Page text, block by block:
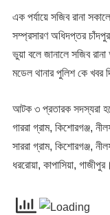
এক পর্যায়ে সজিব রানা
সম্প্রসারণ অধিদপ্তর
ভুয়া বলে জানালে সজিব
মডেল থানার পুলিশ কে
আটক ৩ প্রতারক সদস্যরা
গাররা গ্রাম, কিশোরগঞ্জ,
সাররা গ্রাম, কিশোরগঞ্জ,
ধররোয়া, কাপাসিয়া, গাজীপুর।